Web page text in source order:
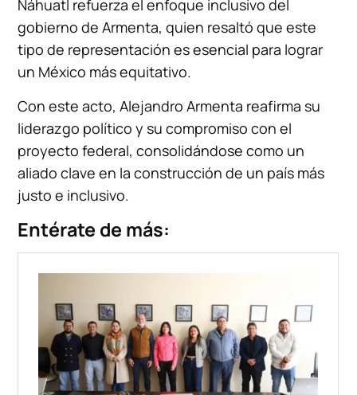
Náhuatl refuerza el enfoque inclusivo del
gobierno de Armenta, quien resaltó que este
tipo de representación es esencial para lograr
un México más equitativo.
Con este acto, Alejandro Armenta reafirma su
liderazgo político y su compromiso con el
proyecto federal, consolidándose como un
aliado clave en la construcción de un país más
justo e inclusivo.
Entérate de más: